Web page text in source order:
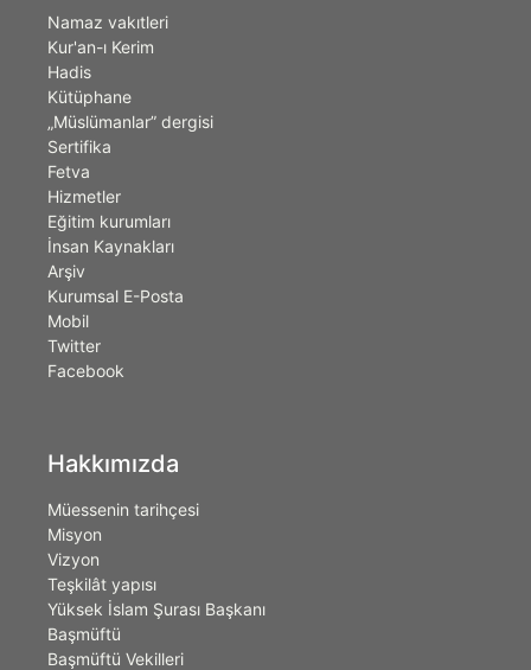
Namaz vakıtleri
Kur'an-ı Kerim
Hadis
Kütüphane
„Müslümanlar” dergisi
Sertifika
Fetva
Hizmetler
Eğitim kurumları
İnsan Kaynakları
Arşiv
Kurumsal E-Posta
Mobil
Twitter
Facebook
Hakkımızda
Müessenin tarihçesi
Misyon
Vizyon
Teşkilât yapısı
Yüksek İslam Şurası Başkanı
Başmüftü
Başmüftü Vekilleri